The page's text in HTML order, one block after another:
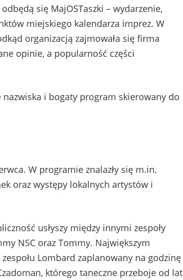
się MajOSTaszki – wydarzenie,
miejskiego kalendarza imprez. W
organizacją zajmowała się firma
opinie, a popularność części
i bogaty program skierowany do
W programie znalazły się m.in.
oraz występy lokalnych artystów i
usłyszy między innymi zespoły
NSC oraz Tommy. Największym
Lombard zaplanowany na godzinę
którego taneczne przeboje od lat